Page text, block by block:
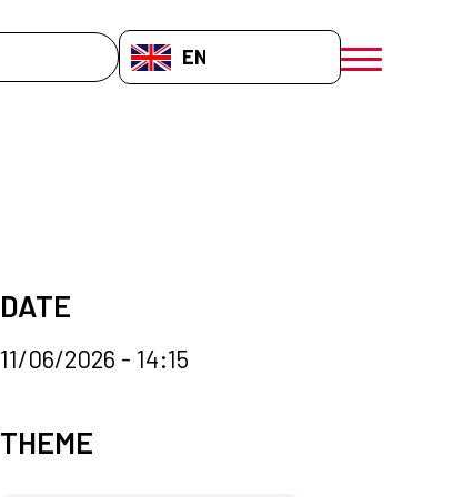
EN-GB
menú móvil
DATE
11/06/2026 - 14:15
News categories
THEME